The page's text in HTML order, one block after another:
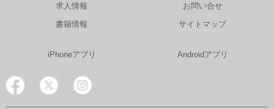
求人情報
書籍情報
お問い合せ
サイトマップ
iPhoneアプリ Androidアプリ